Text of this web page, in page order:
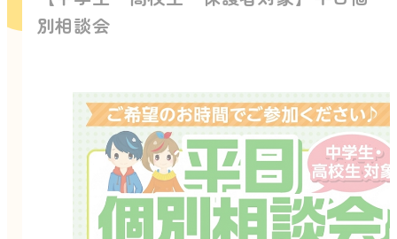
別相談会